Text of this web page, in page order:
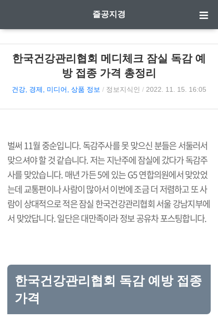
즐공지경
한국건강관리협회 메디체크 잠실 독감 예
방 접종 가격 총정리
건강, 경제, 미디어, 상품 정보 / 정보지식인 / 2022. 11. 15. 16:05
벌써 11월 중순입니다. 독감주사를 못 맞으신 분들은 서둘러서
맞으셔야 할 것 같습니다. 저는 지난주에 잠실에 갔다가 독감주
사를 맞았습니다. 매년 가든 5에 있는 G5 연합의원에서 맞았었
는데 교통편이나 사람이 많아서 이번에 조금 더 저렴하고 또 사
람이 상대적으로 적은 잠실 한국건강관리협회 서울 강남지부에
서 맞았답니다. 일단은 대만족이라 정보 공유차 포스팅합니다.
한국건강관리협회 독감 예방 접종
가격